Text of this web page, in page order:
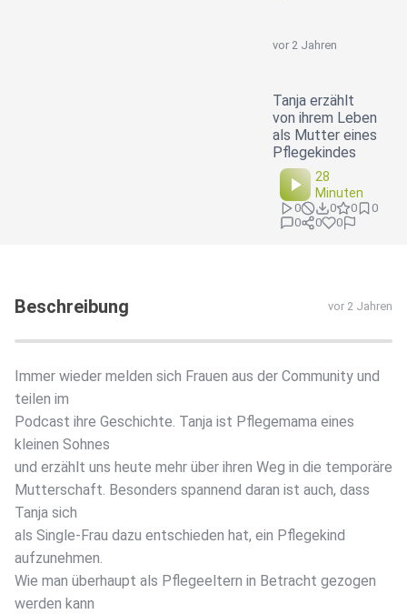
vor 2 Jahren
Tanja erzählt
von ihrem Leben
als Mutter eines
Pflegekindes
28
Minuten
0 0 0
0
0
0 0
Beschreibung vor 2 Jahren
Immer wieder melden sich Frauen aus der Community und
teilen im
Podcast ihre Geschichte. Tanja ist Pflegemama eines
kleinen Sohnes
und erzählt uns heute mehr über ihren Weg in die temporäre
Mutterschaft. Besonders spannend daran ist auch, dass
Tanja sich
als Single-Frau dazu entschieden hat, ein Pflegekind
aufzunehmen.
Wie man überhaupt als Pflegeeltern in Betracht gezogen
werden kann